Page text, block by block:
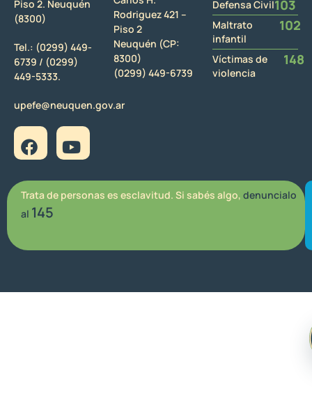
Piso 2. Neuquén
(8300)
Tel.: (0299) 449-
6739 / (0299)
449-5333.
upefe@neuquen.gov.ar
Rodriguez 421 –
Piso 2
Neuquén (CP:
8300)
(0299) 449-6739
Defensa Civil103
Maltrato
infantil
102
Víctimas de
violencia
148
Trata de personas es esclavitud. Si sabés algo, denuncialo
al 145